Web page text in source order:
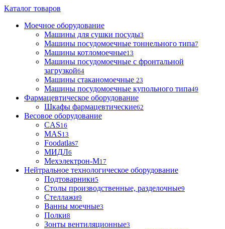
Каталог товаров
Моечное оборудование
Машины для сушки посуды3
Машины посудомоечные тоннельного типа7
Машины котломоечные13
Машины посудомоечные с фронтальной
загрузкой64
Машины стаканомоечные 23
Машины посудомоечные купольного типа49
Фармацевтическое оборудование
Шкафы фармацевтические62
Весовое оборудование
CAS16
MAS13
Foodatlas7
МИДЛ6
Мехэлектрон-М17
Нейтральное технологическое оборудование
Подтоварники5
Столы производственные, разделочные9
Стеллажи9
Ванны моечные3
Полки8
Зонты вентиляционные3